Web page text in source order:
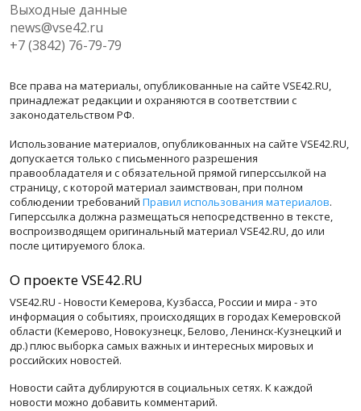
Выходные данные
news@vse42.ru
+7 (3842) 76-79-79
Все права на материалы, опубликованные на сайте VSE42.RU,
принадлежат редакции и охраняются в соответствии с
законодательством РФ.
Использование материалов, опубликованных на сайте VSE42.RU,
допускается только с письменного разрешения
правообладателя и с обязательной прямой гиперссылкой на
страницу, с которой материал заимствован, при полном
соблюдении требований Правил использования материалов.
Гиперссылка должна размещаться непосредственно в тексте,
воспроизводящем оригинальный материал VSE42.RU, до или
после цитируемого блока.
О проекте VSE42.RU
VSE42.RU - Новости Кемерова, Кузбасса, России и мира - это
информация о событиях, происходящих в городах Кемеровской
области (Кемерово, Новокузнецк, Белово, Ленинск-Кузнецкий и
др.) плюс выборка самых важных и интересных мировых и
российских новостей.
Новости сайта дублируются в социальных сетях. К каждой
новости можно добавить комментарий.